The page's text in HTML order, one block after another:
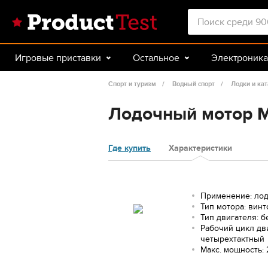
Игровые приставки Остальное Электроника
Авто Спорт и туризм
Спорт и туризм Водный спорт Лодки и
Лодочный мотор
Где купить Характеристики
Применение:
Тип мотора:
Тип двигателя:
Рабочий цикл
четырехтактный
Макс. мощность: